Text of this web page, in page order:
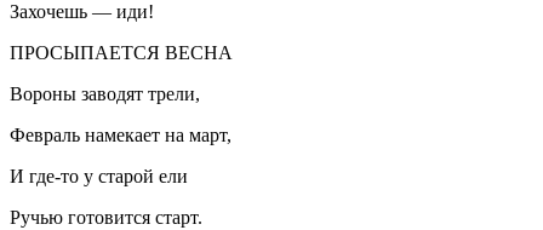
Захочешь — иди!
ПРОСЫПАЕТСЯ ВЕСНА
Вороны заводят трели,
Февраль намекает на март,
И где-то у старой ели
Ручью готовится старт.